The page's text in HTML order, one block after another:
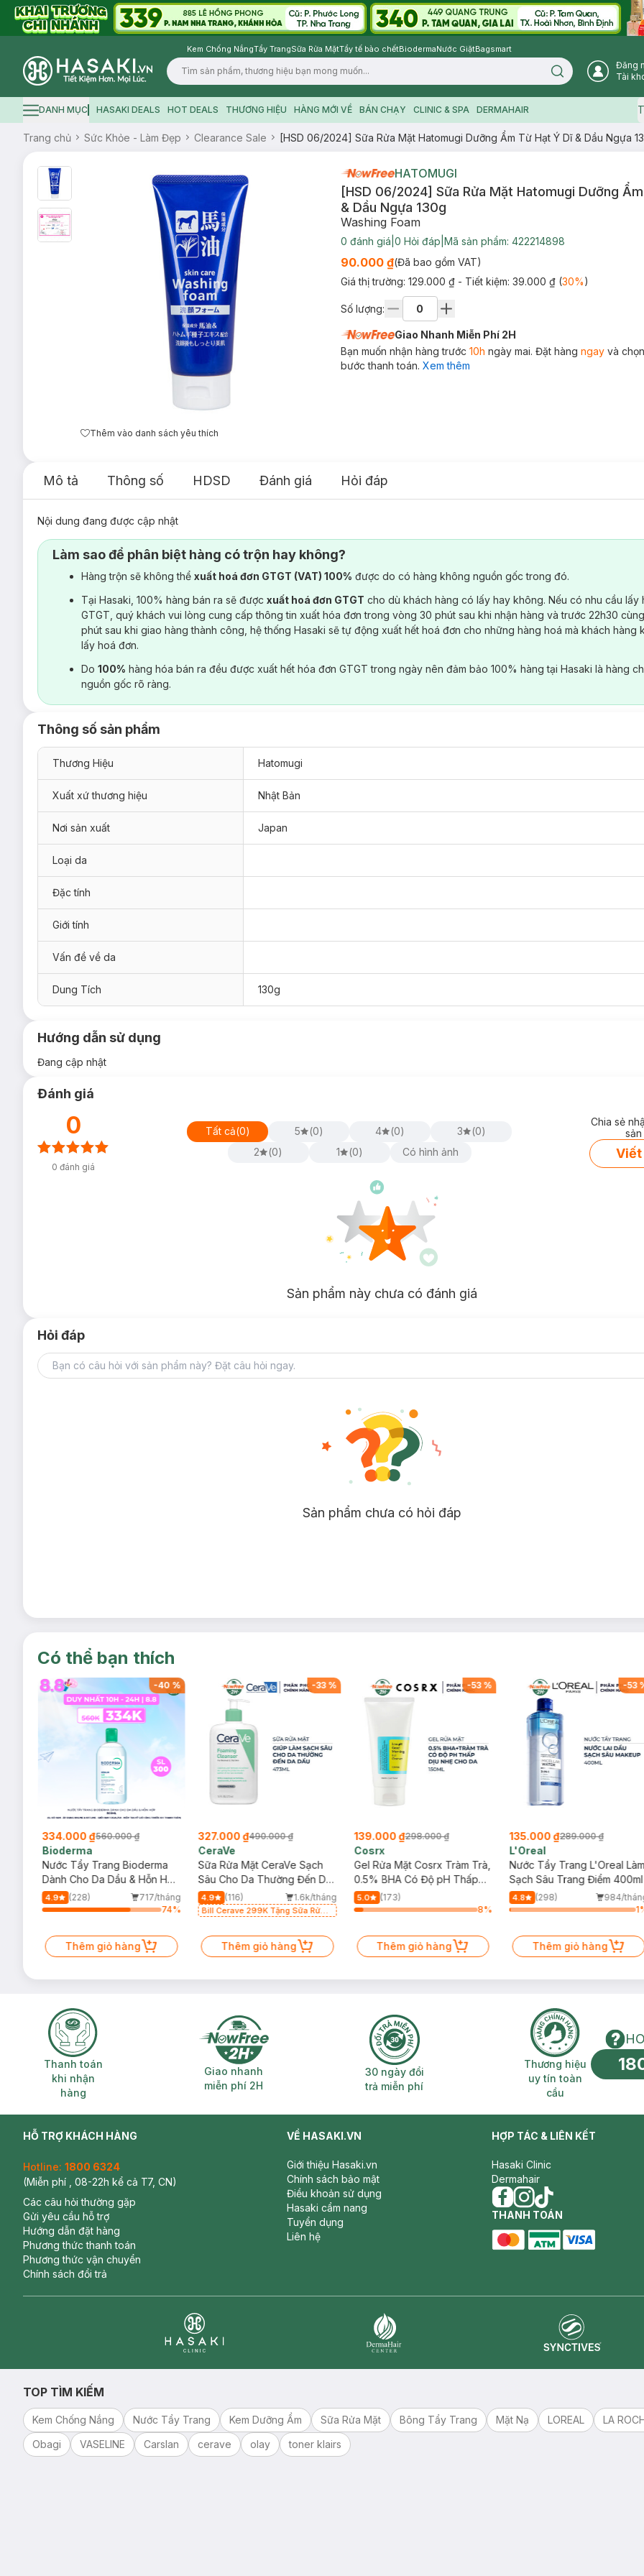
Kem Chống NắngTẩy TrangSữa Rửa MặtTẩy tế bào chếtBiodermaNước GiặtBagsmart
Logo
Search icon
Đăng
Tài
Hamburger icon
DANH MỤC HASAKI DEALS HOT DEALS THƯƠNG HIỆU HÀNG MỚI VỀ BÁN CHẠY CLINIC & SPA DERMAHAIR
Trang chủ Sức Khỏe - Làm Đẹp Clearance Sale [HSD 06/2024] Sữa Rửa Mặt Hatomugi Dưỡng Ẩm Từ Hạt Ý Dĩ & Dầu Ngựa
Thêm vào danh sách yêu thích
HATOMUGI
[HSD 06/2024] Sữa Rửa Mặt Hatomugi Dưỡng
& Dầu Ngựa 130g
Washing Foam
0 đánh giá 0 Hỏi đáp Mã sản phẩm: 422214898
90.000 ₫(Đã bao gồm VAT)
Giá thị trường: 129.000 ₫ - Tiết kiệm: 39.000 ₫(30%)
Số lượng:
Giao Nhanh Miễn Phí 2H
Bạn muốn nhận hàng trước 10h ngày mai. Đặt hàng ngayvà
bước thanh toán. Xem thêm
Mô tả Thông số HDSD Đánh giá Hỏi đáp
Nội dung đang được cập nhật
Làm sao để phân biệt hàng có trộn hay không?
Hàng trộn sẽ không thể xuất hoá đơn GTGT (VAT) 100% được do có hàng không nguồn gốc trong đó.
Tại Hasaki, 100% hàng bán ra sẽ được xuất hoá đơn GTGT cho dù khách hàng có lấy hay không. Nếu có nhu cầu lấy
GTGT, quý khách vui lòng cung cấp thông tin xuất hóa đơn trong vòng 30 phút sau khi nhận hàng và trước 22h30
phút sau khi giao hàng thành công, hệ thống Hasaki sẽ tự động xuất hết hoá đơn cho những hàng hoá mà khách hàng
lấy hoá đơn.
Do 100% hàng hóa bán ra đều được xuất hết hóa đơn GTGT trong ngày nên đảm bảo 100% hàng tại Hasaki là hàng
nguồn gốc rõ ràng.
Thông số sản phẩm
Thương Hiệu Hatomugi
Xuất xứ thương hiệu Nhật Bản
Nơi sản xuất Japan
Loại da
Đặc tính
Giới tính
Vấn đề về da
Dung Tích 130g
Hướng dẫn sử dụng
Đang cập nhật
Đánh giá
0
0 đánh giá
Tất cả(0) 5 (0) 4 (0) 3 (0)
2
(0) 1 (0) Có hình ảnh
Chia sẻ
Viết
Sản phẩm này chưa có đánh giá
Hỏi đáp
Sản phẩm chưa có hỏi đáp
Có thể bạn thích
-40 %
334.000 ₫560.000 ₫
Bioderma
Nước Tẩy Trang Bioderma
Dành Cho Da Dầu & Hỗn Hợp
500ml
4.9 (228)
717/tháng
74%
Thêm giỏ hàng
-33%
327.000 ₫490.000 ₫
CeraVe
Sữa Rửa Mặt CeraVe Sạch
Sâu Cho Da Thường Đến Da
Dầu 473ml
4.9 (116) 1.6k/tháng
Bill Cerave 299K Tặng Sữa Rửa
Thêm giỏ hàng
-53%
139.000 ₫298.000 ₫
Cosrx
Gel Rửa Mặt Cosrx Tràm Trà,
0.5% BHA Có Độ pH Thấp
150ml
5.0
(173)
8%
Thêm giỏ hàng
-53
135.000 ₫289.000 ₫
L'Oreal
Nước Tẩy Trang L'Oreal Làm
Sạch Sâu Trang Điểm 400ml
4.8 (298)
984/
1
Thêm giỏ hàng
Thanh toán khi nhận hàng
Thanh toán
khi nhận
hàng
Giao nhanh miễn phí 2H
Giao nhanh
miễn phí 2H
30 ngày đổi trả miễn phí
30 ngày đổi
trả miễn phí
Thương hiệu uy
Thương hiệu
uy tín toàn
cầu
HỖ TRỢ KHÁCH HÀNG
Hotline: 1800 6324
(Miễn phí , 08-22h kể cả T7, CN)
Các câu hỏi thường gặp
Gửi yêu cầu hỗ trợ
Hướng dẫn đặt hàng
Phương thức thanh toán
Phương thức vận chuyển
Chính sách đổi trả
VỀ HASAKI.VN
Giới thiệu Hasaki.vn
Chính sách bảo mật
Điều khoản sử dụng
Hasaki cẩm nang
Tuyển dụng
Liên hệ
HỢP TÁC & LIÊN KẾT
Hasaki Clinic
Dermahair
facebook
instagram
tiktok
THANH TOÁN
TOP TÌM KIẾM
Kem Chống Nắng Nước Tẩy Trang Kem Dưỡng Ẩm Sữa Rửa Mặt Bông Tẩy Trang Mặt Nạ LOREAL LA
Obagi
VASELINE Carslan cerave olay toner klairs